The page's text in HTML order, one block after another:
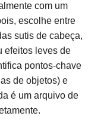
com um
escolhe entre
sutis de cabeça,
efeitos leves de
pontos-chave
de objetos) e
é um arquivo de